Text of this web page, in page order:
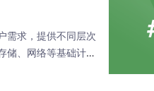
发者矩阵